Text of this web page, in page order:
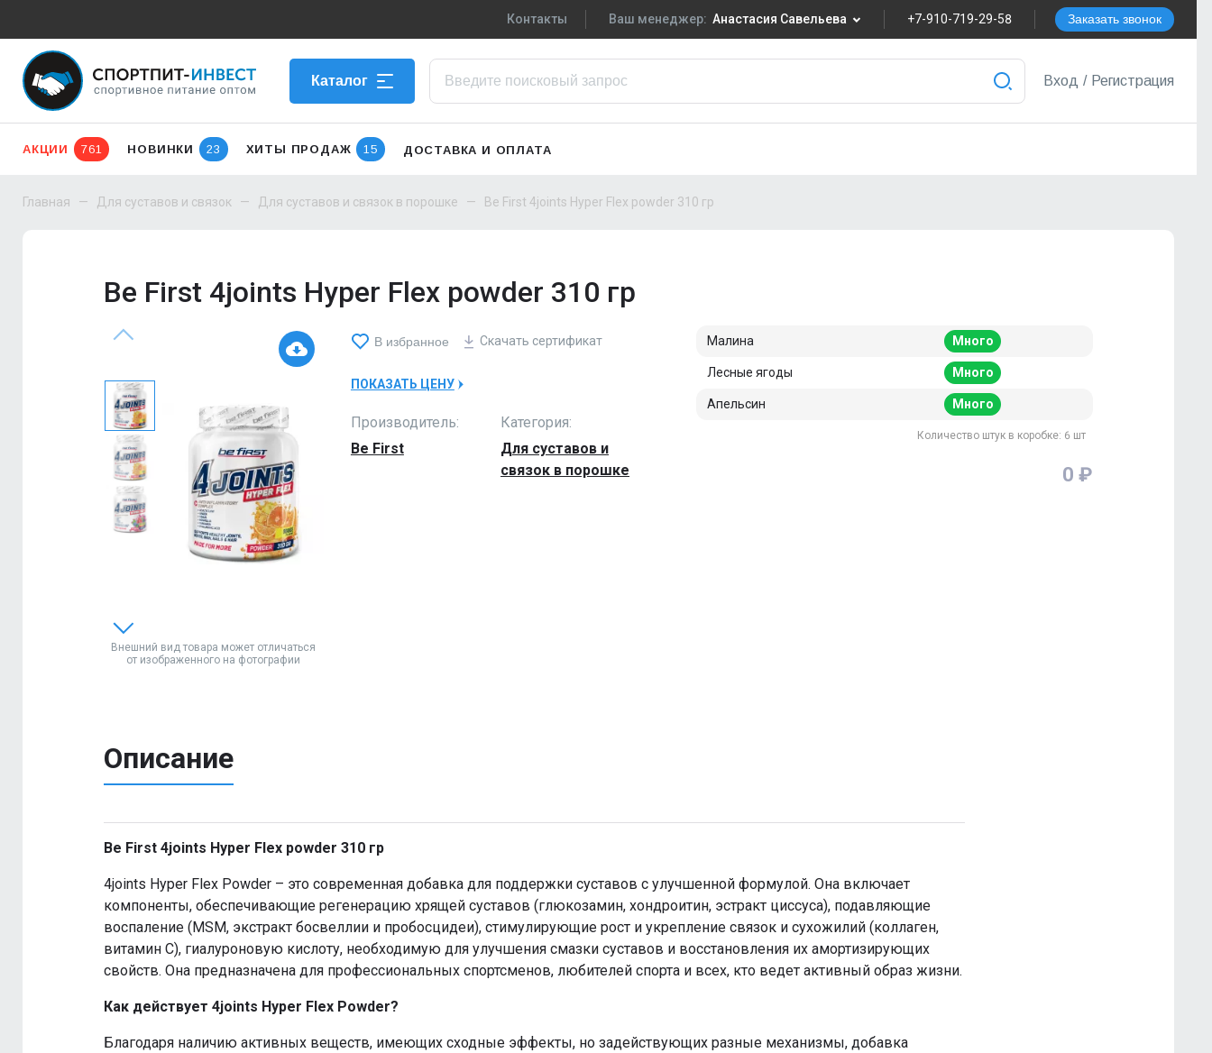
Контакты Ваш менеджер: Анастасия Савельева
+7-910-719-29-58
Написать в VK
+7-910-719-29-58 Заказать звонок
Каталог Вход / Регистрация
АКЦИИ 761 НОВИНКИ 23 ХИТЫ ПРОДАЖ 15 ДОСТАВКА И ОПЛАТА
Главная Для суставов и связок Для суставов и связок в порошке Be First 4joints Hyper Flex powder 310 гр
Be First 4joints Hyper Flex powder 310 гр
Внешний вид товара может отличаться
от изображенного на фотографии
В избранное Скачать сертификат
ПОКАЗАТЬ ЦЕНУ
Производитель:
Be First
Категория:
Для суставов и
связок в порошке
Малина Много
Лесные ягоды Много
Апельсин Много
Количество штук в коробке: 6 шт
0 ₽
Описание
Be First 4joints Hyper Flex powder 310 гр
4joints Hyper Flex Powder – это современная добавка для поддержки суставов с улучшенной формулой. Она включает
компоненты, обеспечивающие регенерацию хрящей суставов (глюкозамин, хондроитин, эстракт циссуса), подавляющие
воспаление (MSM, экстракт босвеллии и пробосцидеи), стимулирующие рост и укрепление связок и сухожилий (коллаген,
витамин С), гиалуроновую кислоту, необходимую для улучшения смазки суставов и восстановления их амортизирующих
свойств. Она предназначена для профессиональных спортсменов, любителей спорта и всех, кто ведет активный образ жизни.
Как действует 4joints Hyper Flex Powder?
Благодаря наличию активных веществ, имеющих сходные эффекты, но задействующих разные механизмы, добавка